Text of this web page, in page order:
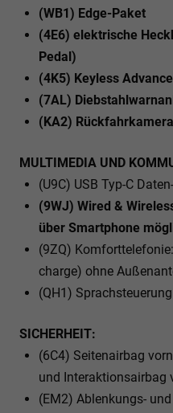
(WB1) Edge-Paket
(4E6) elektrische
Pedal)
(4K5) Keyless
(7AL)
(KA2) Rückfahrkamera
MULTIMEDIA UND
(U9C) USB Typ-C
(9WJ) Wired &
über Smartphone
(9ZQ) Komforttelefonie:
charge) ohne
(QH1) Sprachsteuerung
SICHERHEIT:
(6C4) Seitenairbag
und Interaktionsairbag
(EM2) Ablenkungs-